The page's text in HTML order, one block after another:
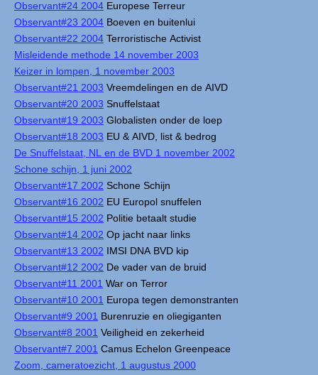
Observant#24 2004 Europese Terreur
Observant#23 2004 Boeven en buitenlui
Observant#22 2004 Terroristische Activist
Misleidende methode 14 november 2003
Keizer in lompen, 1 november 2003
Observant#21 2003 Vreemdelingen en de AIVD
Observant#20 2003 Snuffelstaat
Observant#19 2003 Globalisten onder de loep
Observant#18 2003 EU & AIVD, list & bedrog
De Snuffelstaat, NL en de BVD 1 november 2002
Schone schijn, 1 juni 2002
Observant#17 2002 Schone Schijn
Observant#16 2002 EU Europol snuffelen
Observant#15 2002 Politie betaalt studie
Observant#14 2002 Op jacht naar links
Observant#13 2002 IMSI DNA BVD kip
Observant#12 2002 De vader van de bruid
Observant#11 2001 War on Terror
Observant#10 2001 Europa tegen demonstranten
Observant#9 2001 Burenruzie en oliegiganten
Observant#8 2001 Veiligheid en zekerheid
Observant#7 2001 Camus Echelon Greenpeace
Zoom, cameratoezicht, 1 augustus 2000